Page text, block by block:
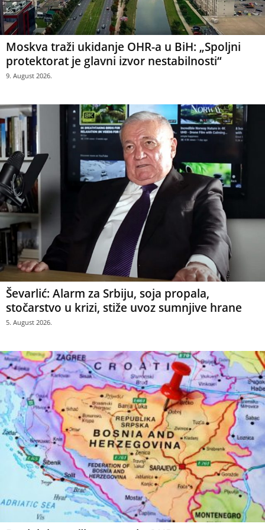
Moskva traži ukidanje OHR-a u BiH: „Spoljni
protektorat je glavni izvor nestabilnosti“
9. August 2026.
Ševarlić: Alarm za Srbiju, soja propala,
stočarstvo u krizi, stiže uvoz sumnjive hrane
5. August 2026.